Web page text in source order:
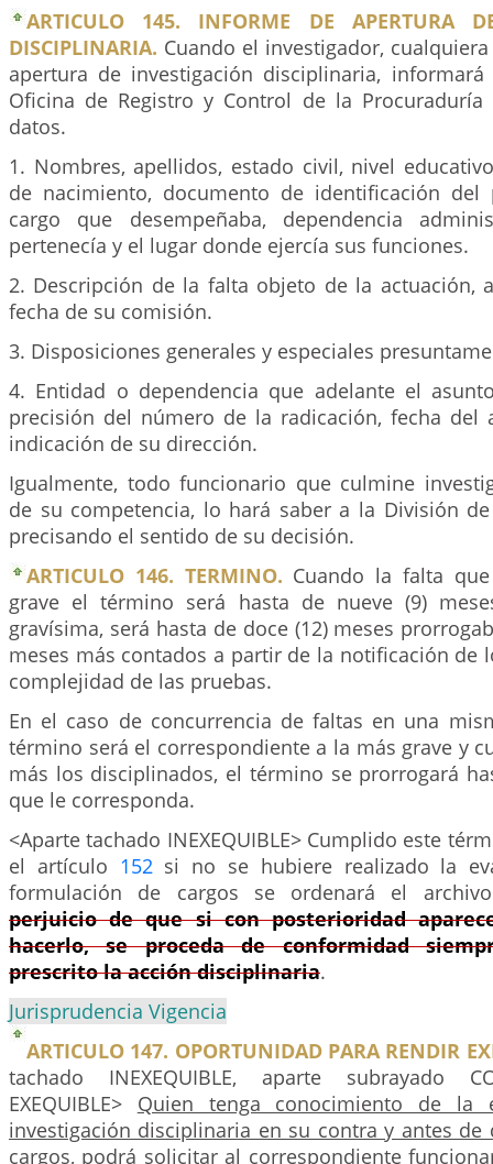
ARTICULO 145. INFORME DE APERTURA
DISCIPLINARIA. Cuando el investigador,
apertura de investigación disciplinaria,
Oficina de Registro y Control de la
datos.
1. Nombres, apellidos, estado civil, nivel
de nacimiento, documento de identificación del
cargo que desempeñaba, dependencia
pertenecía y el lugar donde ejercía sus funciones.
2. Descripción de la falta objeto de la actuación,
fecha de su comisión.
3. Disposiciones generales y especiales
4. Entidad o dependencia que adelante el
precisión del número de la radicación, fecha del
indicación de su dirección.
Igualmente, todo funcionario que culmine
de su competencia, lo hará saber a la División
precisando el sentido de su decisión.
ARTICULO 146. TERMINO. Cuando la falta
grave el término será hasta de nueve (9)
gravísima, será hasta de doce (12) meses
meses más contados a partir de la notificación de
complejidad de las pruebas.
En el caso de concurrencia de faltas en una
término será el correspondiente a la más grave y
más los disciplinados, el término se prorrogará
que le corresponda.
<Aparte tachado INEXEQUIBLE> Cumplido este
el artículo 152si no se hubiere realizado la
formulación de cargos se ordenará el
perjuicio de que si con posterioridad
hacerlo, se proceda de conformidad
prescrito la acción disciplinaria.
Jurisprudencia Vigencia
ARTICULO 147. OPORTUNIDAD PARA RENDIR
tachado INEXEQUIBLE, aparte subrayado
EXEQUIBLE> Quien tenga conocimiento de la
investigación disciplinaria en su contra y antes
cargos, podrá solicitar al correspondiente